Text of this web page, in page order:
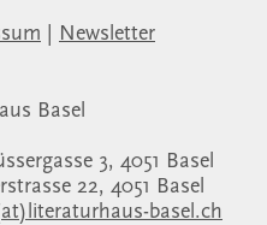
Newsletter
Basel
3, 4051 Basel
22, 4051 Basel
basel.ch